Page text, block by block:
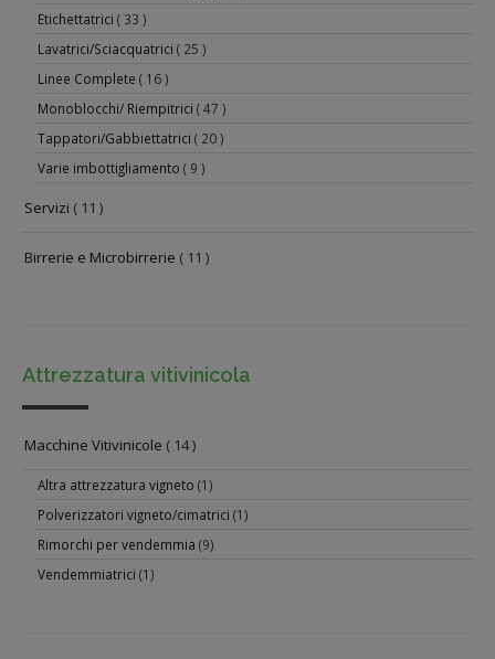
Etichettatrici ( 33 )
Lavatrici/Sciacquatrici ( 25 )
Linee Complete ( 16 )
Monoblocchi/ Riempitrici ( 47 )
Tappatori/Gabbiettatrici ( 20 )
Varie imbottigliamento ( 9 )
Servizi ( 11 )
Birrerie e Microbirrerie ( 11 )
Attrezzatura vitivinicola
Macchine Vitivinicole ( 14 )
Altra attrezzatura vigneto(1)
Polverizzatori vigneto/cimatrici (1)
Rimorchi per vendemmia (9)
Vendemmiatrici (1)